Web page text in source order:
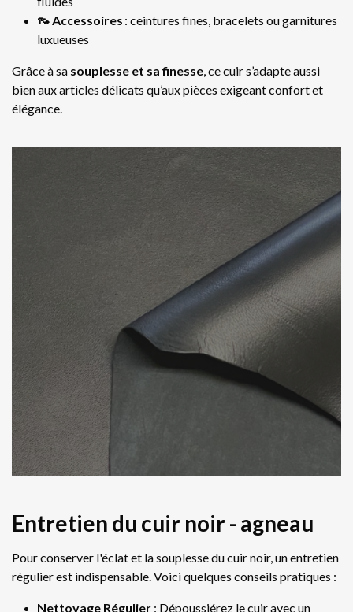
👡 Accessoires : ceintures fines, bracelets ou garnitures
luxueuses
Grâce à sa souplesse et sa finesse, ce cuir s’adapte aussi
bien aux articles délicats qu’aux pièces exigeant confort et
élégance.
Entretien du cuir noir - agneau
Pour conserver l'éclat et la souplesse du cuir noir, un entretien
régulier est indispensable. Voici quelques conseils pratiques :
Nettoyage Régulier : Dépoussiérez le cuir avec un